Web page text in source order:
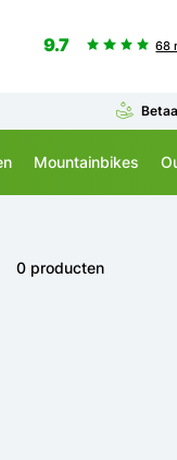
9.7 68
Mountainbikes
0 producten